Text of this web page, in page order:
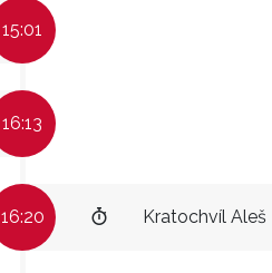
15:01
16:13
16:20 Kratochvíl Aleš